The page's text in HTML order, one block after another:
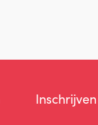
Inschrijven